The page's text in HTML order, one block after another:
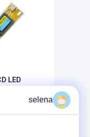
LED
selena